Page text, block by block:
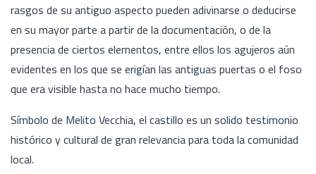
rasgos de su antiguo aspecto pueden adivinarse o deducirse
en su mayor parte a partir de la documentación, o de la
presencia de ciertos elementos, entre ellos los agujeros aún
evidentes en los que se erigían las antiguas puertas o el foso
que era visible hasta no hace mucho tiempo.
Símbolo de Melito Vecchia, el castillo es un solido testimonio
histórico y cultural de gran relevancia para toda la comunidad
local.